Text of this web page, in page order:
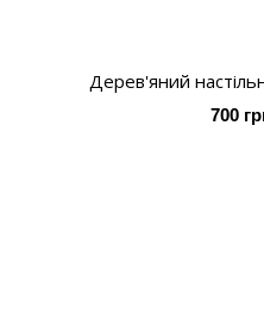
Дерев'яний
700